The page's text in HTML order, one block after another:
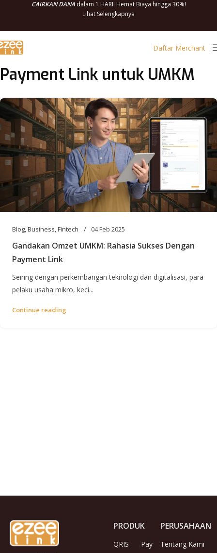
CAIRKAN DANAdalam 1 HARI! Hemat Biaya hingga 30%!
Lihat Selengkapnya
Daftar Merchant
Payment Link untuk UMKM
Blog,Business,Fintech 04 Feb 2025
Gandakan Omzet UMKM: Rahasia Sukses Dengan
Payment Link
Seiring dengan perkembangan teknologi dan digitalisasi, para
pelaku usaha mikro, keci...
Continue reading
PRODUK
QRIS
Pay
PERUSAHAAN
Tentang Kami